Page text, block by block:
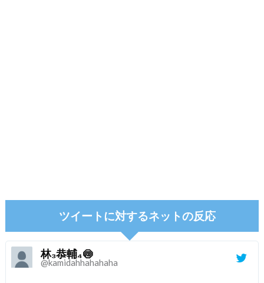
ツイートに対するネットの反応
林₃恭輔₄🍥
@kamidahhahahaha